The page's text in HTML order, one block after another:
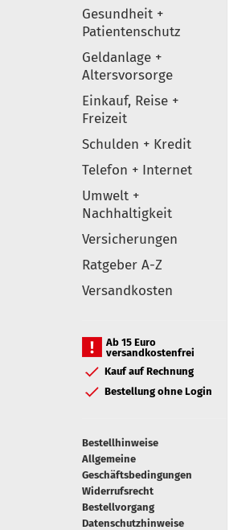
Gesundheit +
Patientenschutz
Geldanlage +
Altersvorsorge
Einkauf, Reise +
Freizeit
Schulden + Kredit
Telefon + Internet
Umwelt +
Nachhaltigkeit
Versicherungen
Ratgeber A-Z
Versandkosten
Ab 15 Euro
versandkostenfrei
Kauf auf Rechnung
Bestellung ohne Login
Bestellhinweise
Allgemeine
Geschäftsbedingungen
Widerrufsrecht
Bestellvorgang
Datenschutzhinweise